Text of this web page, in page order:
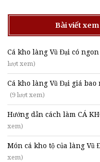
Bài viết
Cá kho làng Vũ Đại có
lượt xem)
Cá kho làng Vũ Đại giá bao
(9 lượt xem)
Hướng dẫn cách làm CÁ
xem)
Món cá kho tộ của làng Vũ
xem)